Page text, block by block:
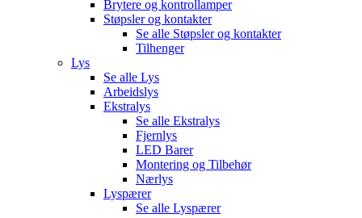
Brytere og kontrollamper
Støpsler og kontakter
Se alle Støpsler og kontakter
Tilhenger
Lys
Se alle Lys
Arbeidslys
Ekstralys
Se alle Ekstralys
Fjernlys
LED Barer
Montering og Tilbehør
Nærlys
Lyspærer
Se alle Lyspærer